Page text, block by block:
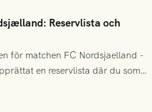
Reservlista och
för matchen FC Nordsjaelland -
en reservlista där du som
anmäla ditt intresse. Du kan